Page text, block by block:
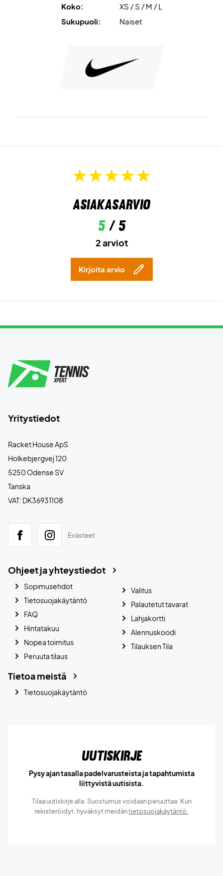
Koko:
XS / S / M / L
Sukupuoli:
Naiset
Asiakasarvio
5/ 5
2 arviot
Kirjoita arvio
Yritystiedot
Racket House ApS
Holkebjergvej 120
5250 Odense SV
Tanska
VAT: DK36931108
Evästeet
Ohjeet ja yhteystiedot
Sopimusehdot
Tietosuojakäytäntö
FAQ
Hintatakuu
Nopea toimitus
Peruuta tilaus
Valitus
Palautetut tavarat
Lahjakortti
Alennuskoodi
Tilauksen Tila
Tietoa meistä
Tietosuojakäytäntö
Uutiskirje
Pysy ajan tasalla padelvarusteista ja tapahtumista
liittyvistä uutisista.
Tilaa uutiskirje alla. Suostumus voidaan peruuttaa. Kun
rekisteröidyt, hyväksyt meidäntietosuojakäytäntö.